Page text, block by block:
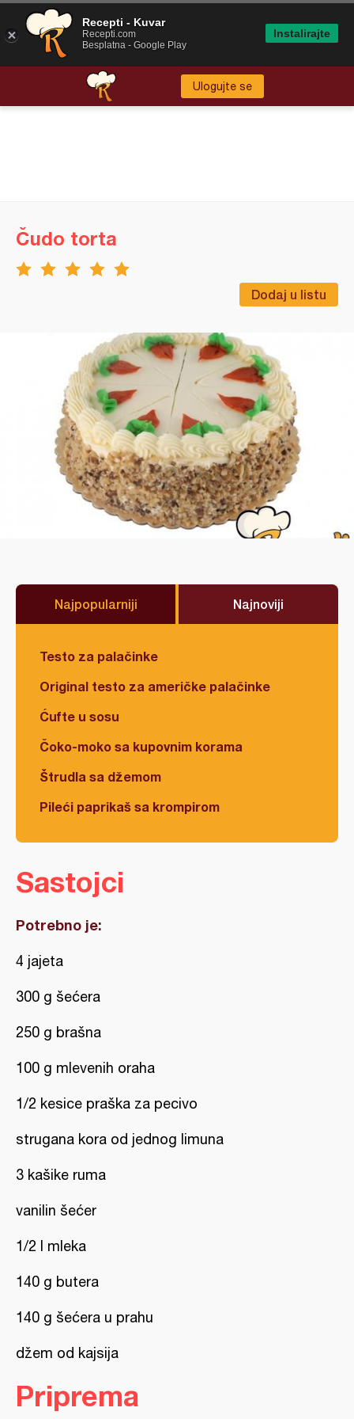
Ulogujte se
Dodaj u listu
Čudo torta
Najpopularniji Najnoviji
Testo za palačinke
Original testo za američke palačinke
Ćufte u sosu
Čoko-moko sa kupovnim korama
Štrudla sa džemom
Pileći paprikaš sa krompirom
Sastojci
Potrebno je:
4 jajeta
300 g šećera
250 g brašna
100 g mlevenih oraha
1/2 kesice praška za pecivo
strugana kora od jednog limuna
3 kašike ruma
vanilin šećer
1/2 l mleka
140 g butera
140 g šećera u prahu
džem od kajsija
Priprema
Recepti - Kuvar
Recepti.com
Besplatna - Google Play
Instalirajte